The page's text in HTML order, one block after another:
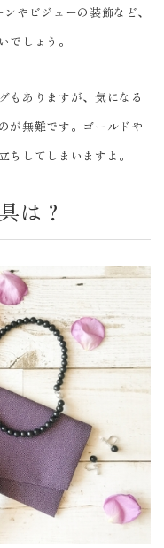
やビジューの装飾など、
でしょう。
もありますが、気になる
が無難です。ゴールドや
ちしてしまいますよ。
は？